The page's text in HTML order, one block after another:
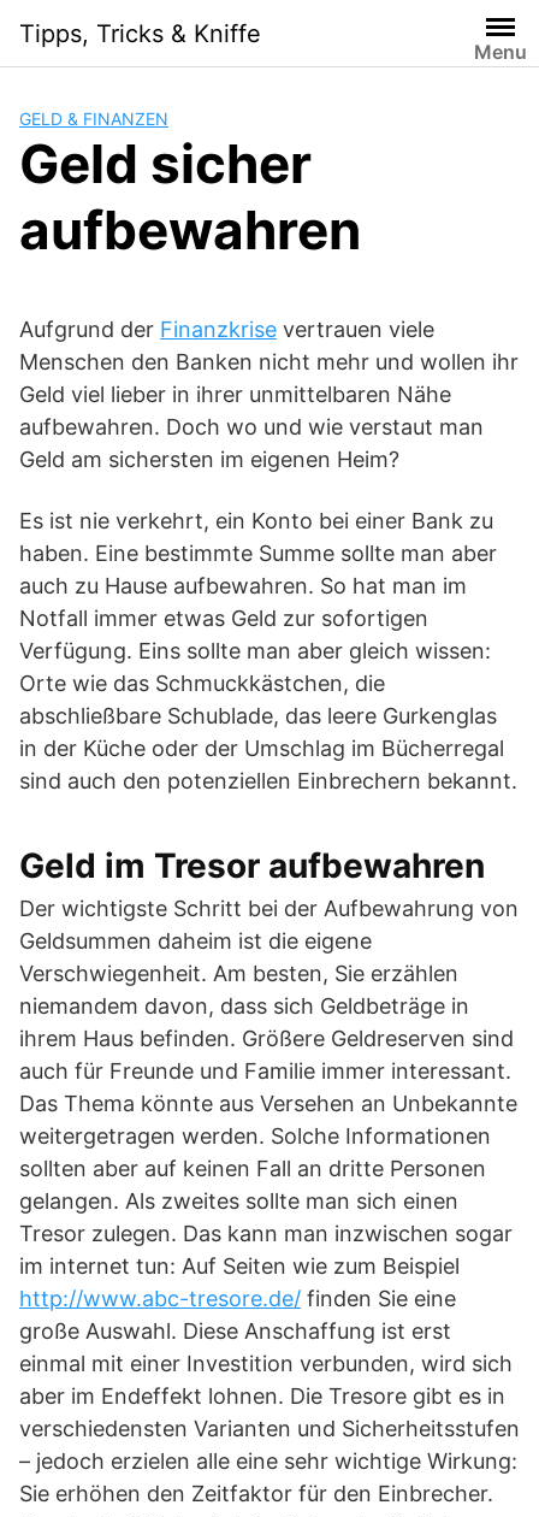
content
Tipps, Tricks & Kniffe
Menu
GELD & FINANZEN
Geld sicher
aufbewahren
Aufgrund der Finanzkrise vertrauen viele
Menschen den Banken nicht mehr und wollen ihr
Geld viel lieber in ihrer unmittelbaren Nähe
aufbewahren. Doch wo und wie verstaut man
Geld am sichersten im eigenen Heim?
Es ist nie verkehrt, ein Konto bei einer Bank zu
haben. Eine bestimmte Summe sollte man aber
auch zu Hause aufbewahren. So hat man im
Notfall immer etwas Geld zur sofortigen
Verfügung. Eins sollte man aber gleich wissen:
Orte wie das Schmuckkästchen, die
abschließbare Schublade, das leere Gurkenglas
in der Küche oder der Umschlag im Bücherregal
sind auch den potenziellen Einbrechern bekannt.
Geld im Tresor aufbewahren
Der wichtigste Schritt bei der Aufbewahrung von
Geldsummen daheim ist die eigene
Verschwiegenheit. Am besten, Sie erzählen
niemandem davon, dass sich Geldbeträge in
ihrem Haus befinden. Größere Geldreserven sind
auch für Freunde und Familie immer interessant.
Das Thema könnte aus Versehen an Unbekannte
weitergetragen werden. Solche Informationen
sollten aber auf keinen Fall an dritte Personen
gelangen. Als zweites sollte man sich einen
Tresor zulegen. Das kann man inzwischen sogar
im internet tun: Auf Seiten wie zum Beispiel
http://www.abc-tresore.de/ finden Sie eine
große Auswahl. Diese Anschaffung ist erst
einmal mit einer Investition verbunden, wird sich
aber im Endeffekt lohnen. Die Tresore gibt es in
verschiedensten Varianten und Sicherheitsstufen
– jedoch erzielen alle eine sehr wichtige Wirkung:
Sie erhöhen den Zeitfaktor für den Einbrecher.